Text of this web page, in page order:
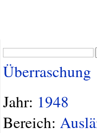
Überraschung
Jahr: 1948
Bereich: